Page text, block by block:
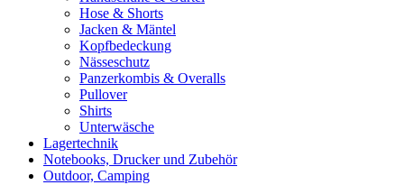
Hose & Shorts
Jacken & Mäntel
Kopfbedeckung
Nässeschutz
Panzerkombis & Overalls
Pullover
Shirts
Unterwäsche
Lagertechnik
Notebooks, Drucker und Zubehör
Outdoor, Camping